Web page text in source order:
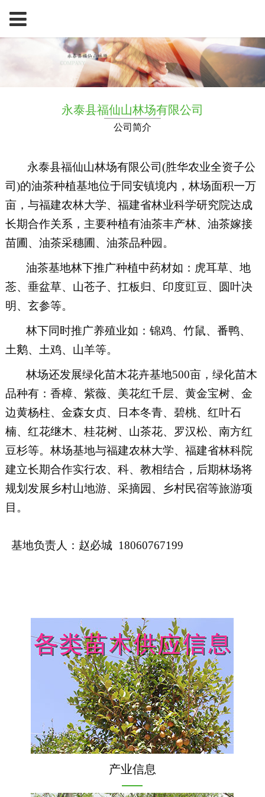
永泰县福仙山林场有限公司
公司简介
永泰县福仙山林场有限公司(胜华农业全资子公
司)的油茶种植基地位于同安镇境内，林场面积一万
亩，与福建农林大学、福建省林业科学研究院达成
长期合作关系，主要种植有油茶丰产林、油茶嫁接
苗圃、油茶采穗圃、油茶品种园。
油茶基地林下推广种植中药材如：虎耳草、地
菍、垂盆草、山苍子、扛板归、印度豇豆、圆叶决
明、玄参等。
林下同时推广养殖业如：锦鸡、竹鼠、番鸭、
土鹅、土鸡、山羊等。
林场还发展绿化苗木花卉基地500亩，绿化苗木
品种有：香樟、紫薇、美花红千层、黄金宝树、金
边黄杨柱、金森女贞、日本冬青、碧桃、红叶石
楠、红花继木、桂花树、山茶花、罗汉松、南方红
豆杉等。林场基地与福建农林大学、福建省林科院
建立长期合作实行农、科、教相结合，后期林场将
规划发展乡村山地游、采摘园、乡村民宿等旅游项
目。
基地负责人：赵必城 18060767199
产业信息